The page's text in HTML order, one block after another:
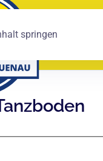
springen